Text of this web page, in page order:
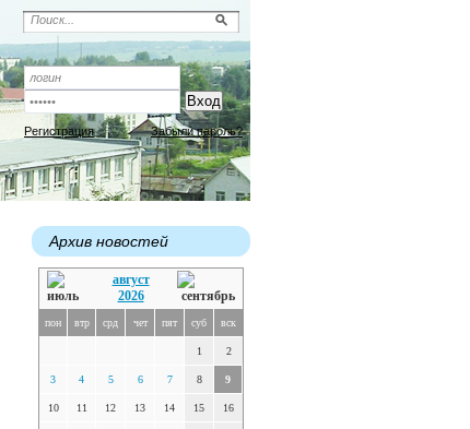
Регистрация Забыли пароль?
Архив новостей
август
2026
пон втр срд чет пят суб вск
1 2
3 4 5 6 7 8 9
10 11 12 13 14 15 16